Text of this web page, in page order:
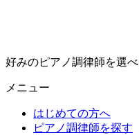
好みのピアノ調律師を選べ
メニュー
はじめての方へ
ピアノ調律師を探す